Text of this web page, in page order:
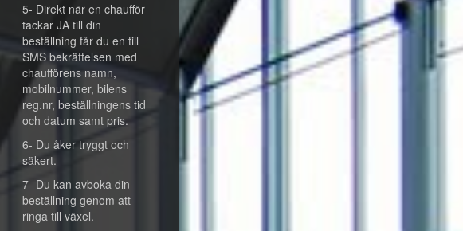
5- Direkt när en chaufför
tackar JA till din
beställning får du en till
SMS bekräftelsen med
chaufförens namn,
mobilnummer, bilens
reg.nr, beställningens tid
och datum samt pris.
6- Du åker tryggt och
säkert.
7- Du kan avboka din
beställning genom att
ringa till växel.